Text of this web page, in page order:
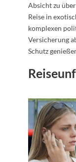
Absicht zu
Reise in
komplexen
Versicherung
Schutz